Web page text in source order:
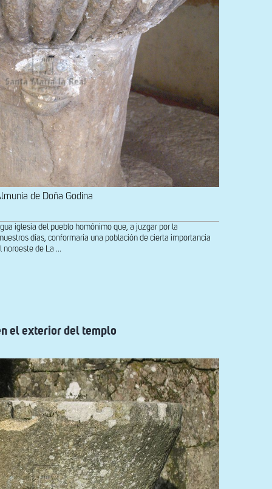
de Doña Godina
iglesia del pueblo homónimo que, a juzgar por la
días, conformaría una población de cierta importancia
de La ...
el exterior del templo